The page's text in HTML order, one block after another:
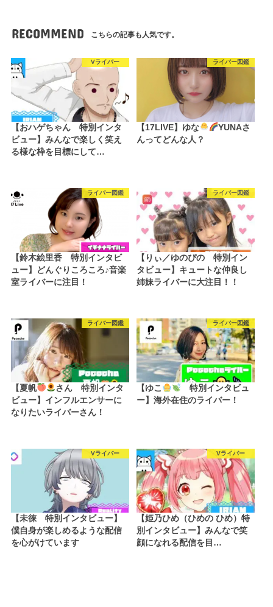
RECOMMEND こちらの記事も人気です。
Vライバー
【おハゲちゃん 特別インタ
ビュー】みんなで楽しく笑え
る様な枠を目標にして…
ライバー図鑑
【17LIVE】ゆな
YUNAさ
んってどんな人？
ライバー図鑑
【鈴木絵里香 特別インタビ
ュー】どんぐりころころ♪音楽
室ライバーに注目！
ライバー図鑑
【りぃ／ゆのぴの 特別イン
タビュー】キュートな仲良し
姉妹ライバーに大注目！！
ライバー図鑑
【夏帆
さん 特別インタ
ビュー】インフルエンサーに
なりたいライバーさん！
ライバー図鑑
【ゆこ
特別インタビュ
ー】海外在住のライバー！
Vライバー
【未徠 特別インタビュー】
僕自身が楽しめるような配信
を心がけています
Vライバー
【姫乃ひめ（ひめの ひめ）特
別インタビュー】みんなで笑
顔になれる配信を目…